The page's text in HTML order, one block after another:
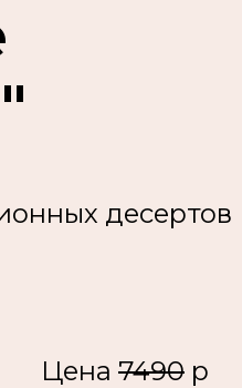
десертов
Цена 7490 р